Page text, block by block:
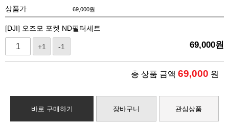
상품가 69,000원
[DJI] 오즈모 포켓 ND필터세트
+1 -1 69,000원
총 상품 금액 69,000 원
바로 구매하기 장바구니 관심상품